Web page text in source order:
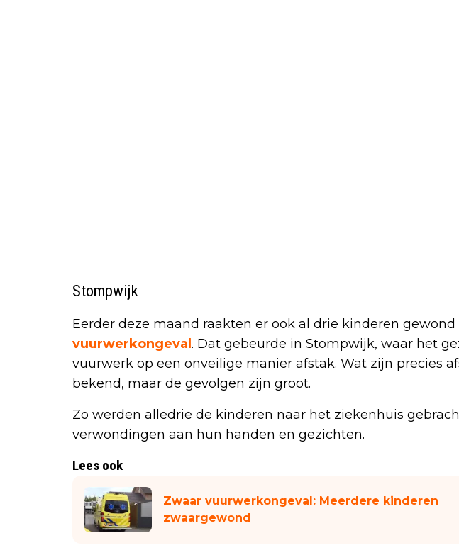
Stompwijk
Eerder deze maand raakten er ook al drie kinderen gewond
vuurwerkongeval. Dat gebeurde in Stompwijk, waar het
vuurwerk op een onveilige manier afstak. Wat zijn precies
bekend, maar de gevolgen zijn groot.
Zo werden alledrie de kinderen naar het ziekenhuis
verwondingen aan hun handen en gezichten.
Lees ook
Zwaar vuurwerkongeval: Meerdere kinderen
zwaargewond